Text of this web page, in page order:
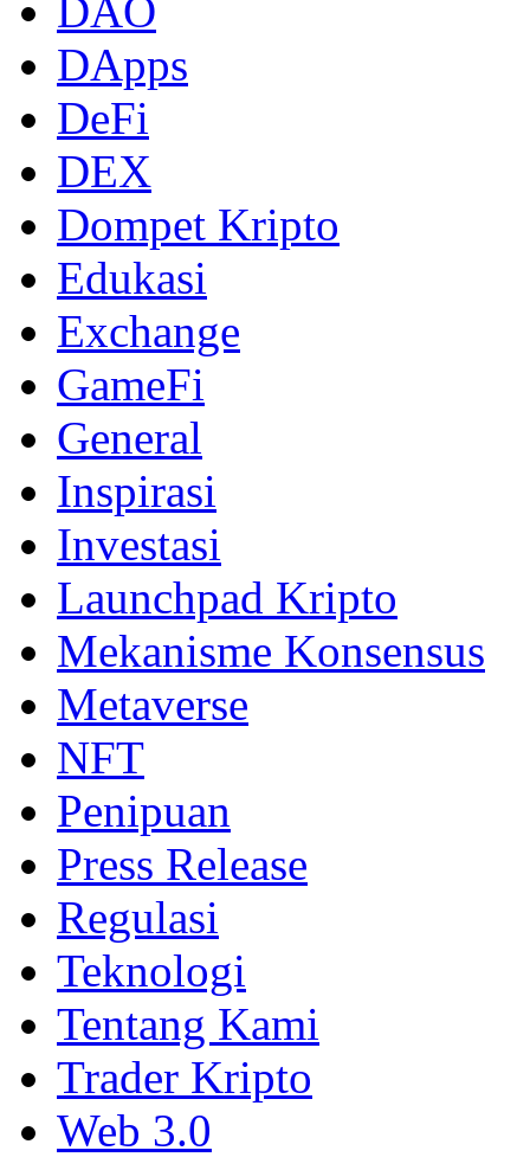
DAO
DApps
DeFi
DEX
Dompet Kripto
Edukasi
Exchange
GameFi
General
Inspirasi
Investasi
Launchpad Kripto
Mekanisme Konsensus
Metaverse
NFT
Penipuan
Press Release
Regulasi
Teknologi
Tentang Kami
Trader Kripto
Web 3.0